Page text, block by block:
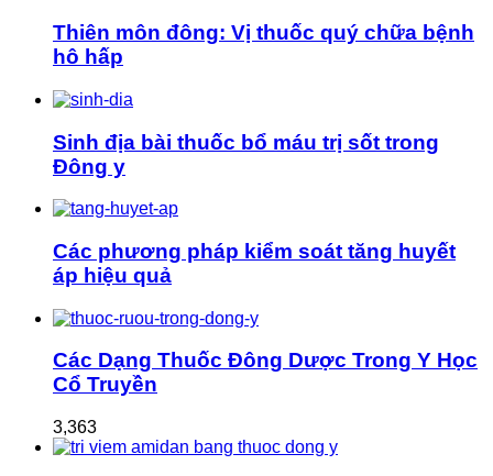
Thiên môn đông: Vị thuốc quý chữa bệnh
hô hấp
Sinh địa bài thuốc bổ máu trị sốt trong
Đông y
Các phương pháp kiểm soát tăng huyết
áp hiệu quả
Các Dạng Thuốc Đông Dược Trong Y Học
Cổ Truyền
3,363